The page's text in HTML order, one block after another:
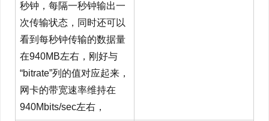
秒钟，每隔一秒钟输出一
次传输状态，同时还可以
看到每秒钟传输的数据量
在940MB左右，刚好与
“bitrate”列的值对应起来，
网卡的带宽速率维持在
940Mbits/sec左右，